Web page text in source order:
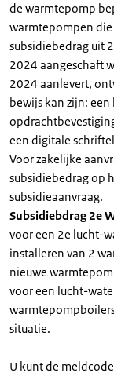
de warmtepomp
warmtepompen
subsidiebedrag uit
2024 aangeschaft
2024 aanlevert,
bewijs kan zijn:
een digitale
Voor zakelijke
subsidiebedrag op
subsidieaanvraag.
Subsidiebdrag 2e
voor een 2e lucht-
installeren van 2
nieuwe
voor een lucht-
situatie.
U kunt de